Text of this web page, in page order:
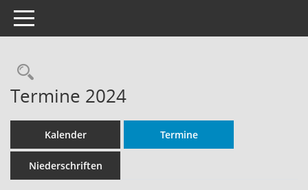
Toggle navigation
Rechercheauswahl
Termine 2024
Kalender Termine
Niederschriften